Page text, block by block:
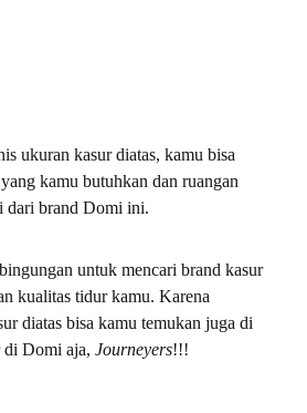
ukuran kasur diatas, kamu bisa
kamu butuhkan dan ruangan
dari brand Domi ini.
untuk mencari brand kasur
kualitas tidur kamu. Karena
diatas bisa kamu temukan juga di
di Domi aja, Journeyers!!!